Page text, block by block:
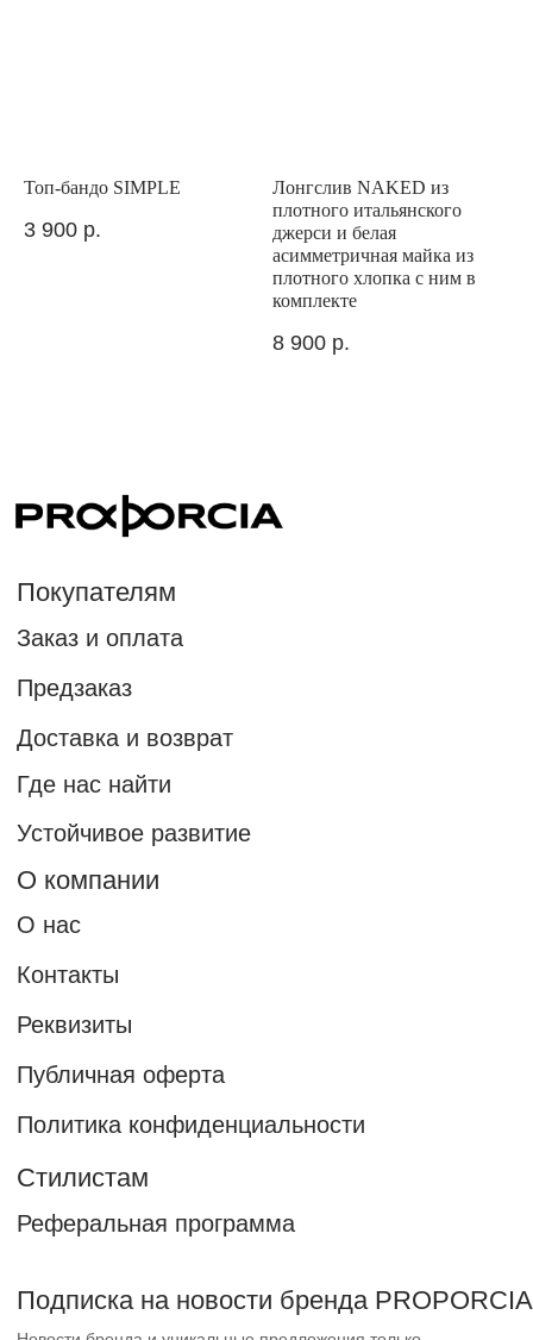
Топ-бандо SIMPLE
3 900 р.
Лонгслив NAKED из
плотного итальянского
джерси и белая
асимметричная майка из
плотного хлопка с ним в
комплекте
8 900 р.
Публичная оферта
Реквизиты
Нажимая на кнопку "подписаться", вы даете согласие
в соответствии с правилами.